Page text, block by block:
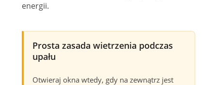
energii.
Prosta zasada wietrzenia podczas
upału
Otwieraj okna wtedy, gdy na zewnątrz jest